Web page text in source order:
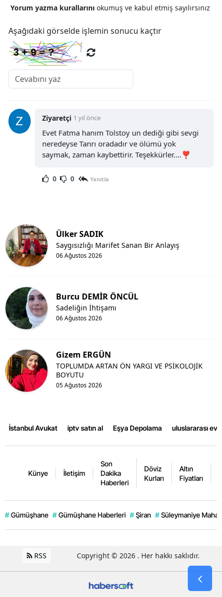
Osmaniye
Düzce
Yorum yazma kurallarını okumuş ve kabul etmiş sayılırsınız
Aşağıdaki görselde işlemin sonucu kaçtır
Ziyaretçi 1 yıl önce
Evet Fatma hanım Tolstoy un dediği gibi sevgi
neredeyse Tanrı oradadır ve ölümü yok
saymak, zaman kaybettirir. Teşekkürler....❣️
0 0 Yanıtla
Ülker SADIK
06 Ağustos 2026
Saygısızlığı Marifet Sanan Bir Anlayış
Burcu DEMİR ÖNCÜL
06 Ağustos 2026
Sadeliğin İhtişamı
Gizem ERGÜN
05 Ağustos 2026
TOPLUMDA ARTAN ÖN YARGI VE PSİKOLOJİK
BOYUTU
İstanbul Avukat iptv satın al Eşya Depolama uluslararası
Künye İletişim
Son
Dakika
Haberleri
Döviz
Kurları
Altın
Fiyatları
# Gümüşhane # Gümüşhane Haberleri # Şiran # Süleymaniye
RSS Copyright © 2026 . Her hakkı saklıdır.